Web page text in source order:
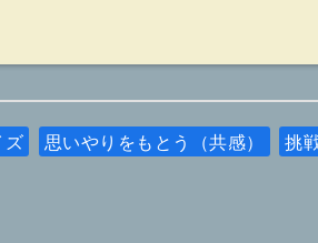
ズ 思いやりをもとう（共感） 挑